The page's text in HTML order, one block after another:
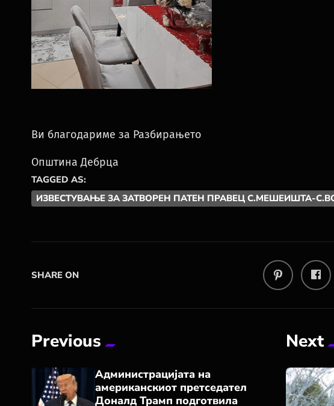
Ви благодариме за Разбирањето
Општина Дебрца
TAGGED AS:
ИЗВЕСТУВАЊЕ ЗА ЗАТВОРЕН ПАТЕН ПРАВЕЦ С.МЕШЕИШТА-
SHARE ON
Previous
Администрацијата на
американскиот претседател
Доналд Трамп подготвила
Next